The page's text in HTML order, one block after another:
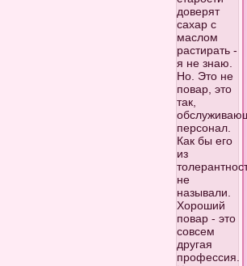
доверят
сахар с
маслом
растирать -
я не знаю.
Но. Это не
повар, это
так,
персонал.
Как бы его
из
не
называли.
Хороший
повар - это
совсем
другая
профессия.